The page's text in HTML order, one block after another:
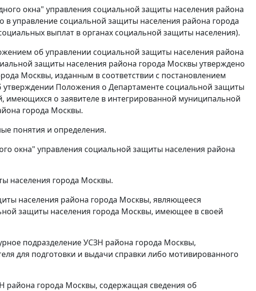
окна" управления социальной защиты населения района
управление социальной защиты населения района города
выплат в органах социальной защиты населения).
об управлении социальной защиты населения района
защиты населения района города Москвы утверждено
Москвы, изданным в соответствии с постановлением
утверждении Положения о Департаменте социальной защиты
имеющихся о заявителе в интегрированной муниципальной
города Москвы.
понятия и определения.
окна" управления социальной защиты населения района
населения города Москвы.
населения района города Москвы, являющееся
защиты населения города Москвы, имеющее в своей
подразделение УСЗН района города Москвы,
для подготовки и выдачи справки либо мотивированного
города Москвы, содержащая сведения об